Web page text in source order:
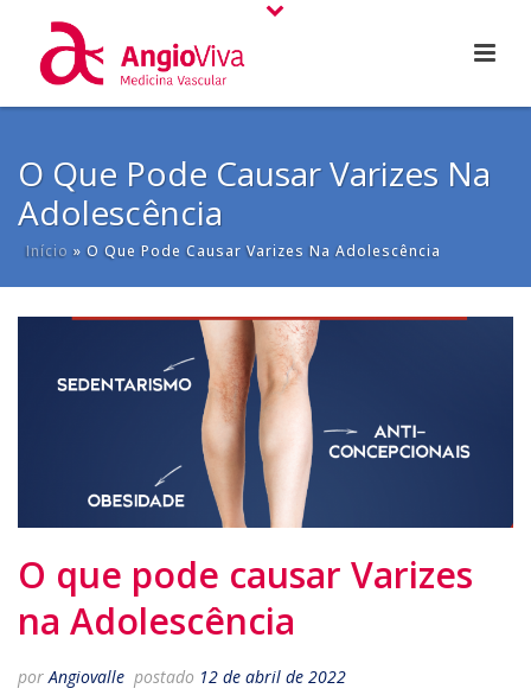
O Que Pode Causar Varizes Na
Adolescência
Início »O Que Pode Causar Varizes Na Adolescência
O que pode causar Varizes
na Adolescência
por Angiovalle postado 12 de abril de 2022